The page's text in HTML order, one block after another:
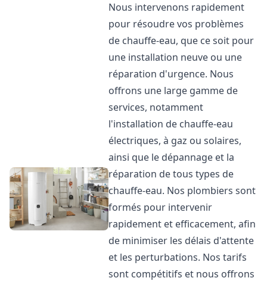
Nous intervenons rapidement
pour résoudre vos problèmes
de chauffe-eau, que ce soit pour
une installation neuve ou une
réparation d'urgence. Nous
offrons une large gamme de
services, notamment
l'installation de chauffe-eau
électriques, à gaz ou solaires,
ainsi que le dépannage et la
réparation de tous types de
chauffe-eau. Nos plombiers sont
formés pour intervenir
rapidement et efficacement, afin
de minimiser les délais d'attente
et les perturbations. Nos tarifs
sont compétitifs et nous offrons